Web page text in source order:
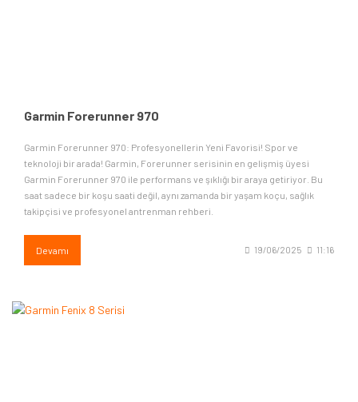
Garmin Forerunner 970
Garmin Forerunner 970: Profesyonellerin Yeni Favorisi! Spor ve
teknoloji bir arada! Garmin, Forerunner serisinin en gelişmiş üyesi
Garmin Forerunner 970 ile performans ve şıklığı bir araya getiriyor. Bu
saat sadece bir koşu saati değil, aynı zamanda bir yaşam koçu, sağlık
takipçisi ve profesyonel antrenman rehberi.
Devamı 19/06/2025 11:16